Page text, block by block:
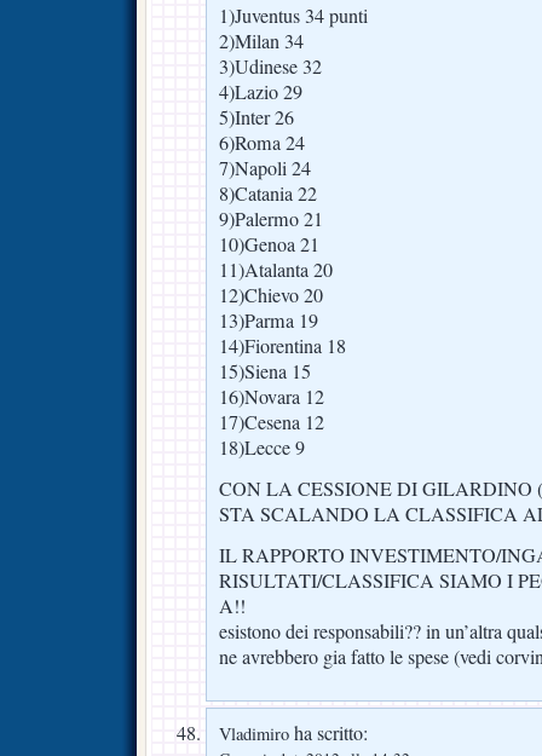
1)Juventus 34 punti
2)Milan 34
3)Udinese 32
4)Lazio 29
5)Inter 26
6)Roma 24
7)Napoli 24
8)Catania 22
9)Palermo 21
10)Genoa 21
11)Atalanta 20
12)Chievo 20
13)Parma 19
14)Fiorentina 18
15)Siena 15
16)Novara 12
17)Cesena 12
18)Lecce 9
CON LA CESSIONE DI
STA SCALANDO LA CLASSIFICA
IL RAPPORTO INVESTIMENTO/
RISULTATI/CLASSIFICA SIAMO I
A!!
esistono dei responsabili?? in un’altra
ne avrebbero gia fatto le spese (vedi
Vladimiro ha scritto: